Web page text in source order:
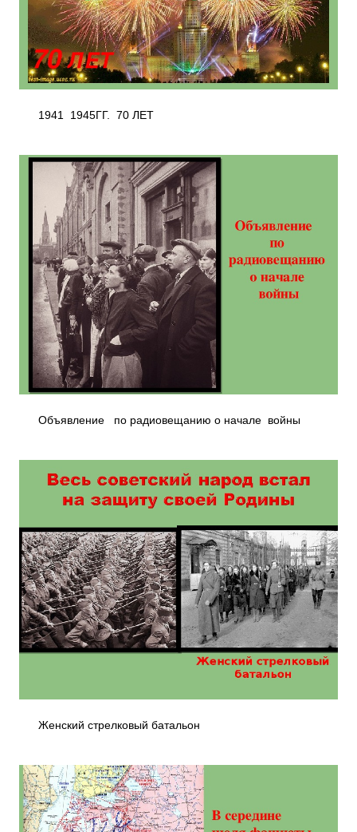
1941 ­ 1945ГГ. 70 ЛЕТ
Объявление по радиовещанию о начале войны
Женский стрелковый батальон